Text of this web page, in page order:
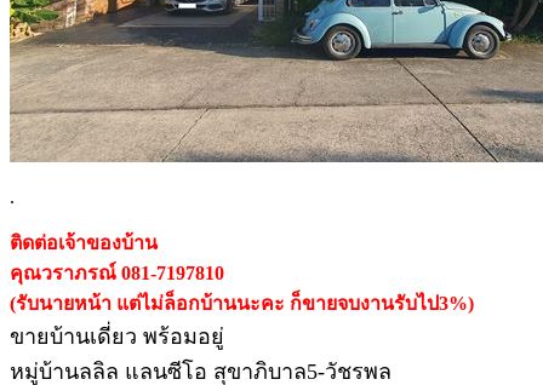
.
ติดต่อเจ้าของบ้าน
คุณวราภรณ์ 081-7197810
(รับนายหน้า แต่ไม่ล็อกบ้านนะคะ ก็ขายจบงานรับไป3%)
ขายบ้านเดี่ยว พร้อมอยู่
หมู่บ้านลลิล แลนซีโอ สุขาภิบาล5-วัชรพล